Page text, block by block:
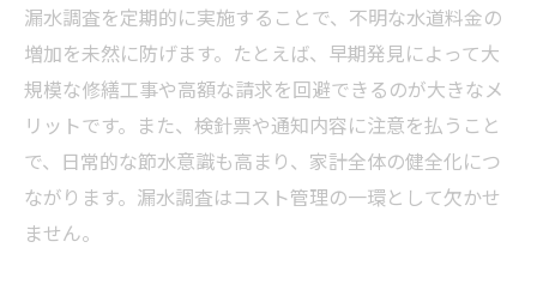
漏水調査の視点で通知内容を冷静に確認
水道局からメールが届いた時の漏水調査手
順
漏水調査を前提とした通知の正しい対応方
法
漏水調査を定期的に実施することで、不明な水道料金の
増加を未然に防げます。たとえば、早期発見によって大
規模な修繕工事や高額な請求を回避できるのが大きなメ
リットです。また、検針票や通知内容に注意を払うこと
で、日常的な節水意識も高まり、家計全体の健全化につ
ながります。漏水調査はコスト管理の一環として欠かせ
ません。